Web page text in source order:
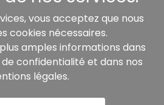
vous acceptez que nous
cookies nécessaires.
amples informations dans
confidentialité et dans nos
légales.